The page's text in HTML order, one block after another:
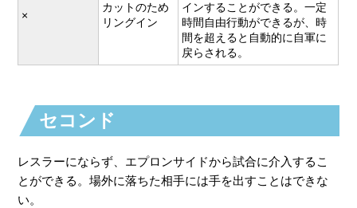
×
カットのため
リングイン
インすることができる。一定
時間自由行動ができるが、時
間を超えると自動的に自軍に
戻らされる。
セコンド
レスラーにならず、エプロンサイドから試合に介入するこ
とができる。場外に落ちた相手には手を出すことはできな
い。